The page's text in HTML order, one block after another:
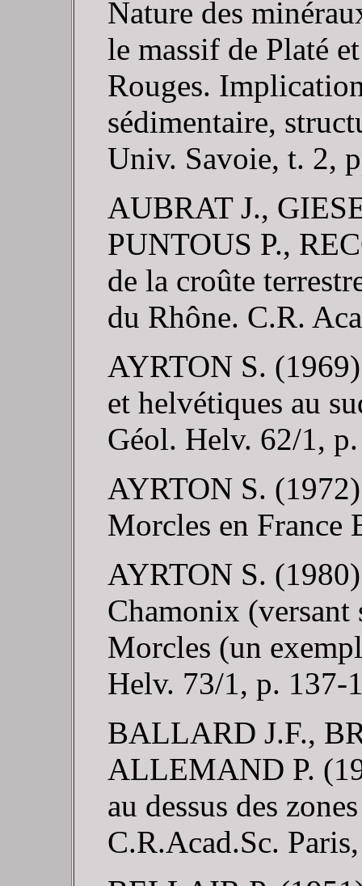
Nature des
le massif de Platé
Rouges.
sédimentaire,
Univ. Savoie, t. 2,
AUBRAT J.,
PUNTOUS P.,
de la croûte
du Rhône. C.R.
AYRTON S.
et helvétiques au
Géol. Helv. 62/1,
AYRTON S.
Morcles en France
AYRTON S.
Chamonix (versant
Morcles (un
Helv. 73/1, p. 137-
BALLARD J.F.,
ALLEMAND P.
au dessus des
C.R.Acad.Sc.